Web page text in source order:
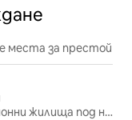
места за престой
Ваканционни жилища под наем